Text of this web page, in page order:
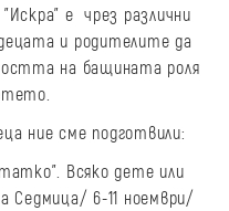
е чрез различни
и родителите да
на бащината роля
ние сме подготвили:
Всяко дете или
Седмица/ 6-11 ноември/